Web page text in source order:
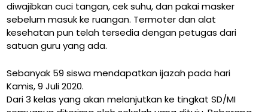
diwajibkan cuci tangan, cek suhu, dan pakai masker
sebelum masuk ke ruangan. Termoter dan alat
kesehatan pun telah tersedia dengan petugas dari
satuan guru yang ada.
Sebanyak 59 siswa mendapatkan ijazah pada hari
Kamis, 9 Juli 2020.
Dari 3 kelas yang akan melanjutkan ke tingkat SD/MI